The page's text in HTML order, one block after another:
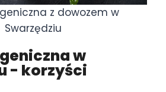
z dowozem w
Swarzędziu
w
- korzyści